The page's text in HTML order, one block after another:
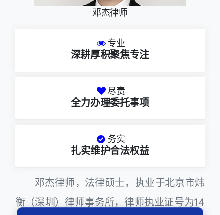
邓杰律师
专业
深耕厚积聚焦专注
尽责
全力办理委托事项
务实
扎实维护合法权益
邓杰律师，法律硕士，执业于北京市炜
衡（深圳）律师事务所，律师执业证号为14